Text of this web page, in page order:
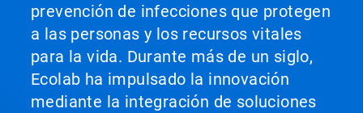
prevención de infecciones que protegen
a las personas y los recursos vitales
para la vida. Durante más de un siglo,
Ecolab ha impulsado la innovación
mediante la integración de soluciones